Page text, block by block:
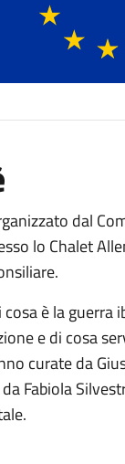
dal
lo Chalet
cosa è la
e di cosa
curate da
Fabiola